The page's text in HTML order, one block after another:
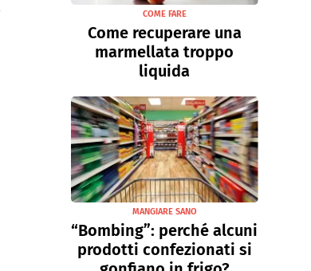
COME FARE
Come recuperare una
marmellata troppo
liquida
MANGIARE SANO
“Bombing”: perché alcuni
prodotti confezionati si